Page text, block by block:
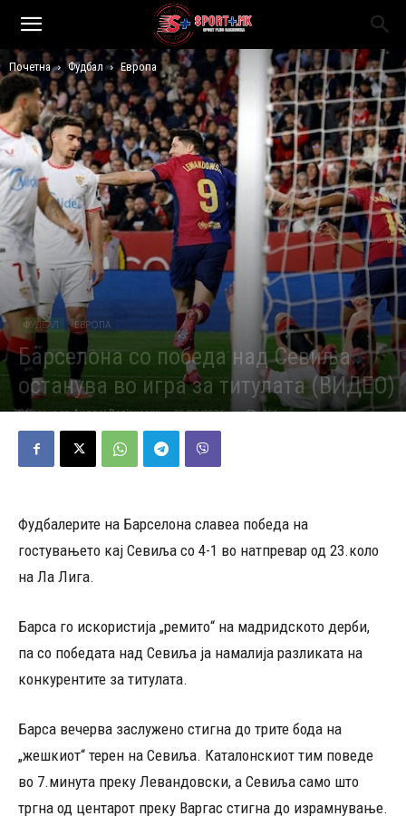
Почетна Фудбал Европа
ФУДБАЛ ЕВРОПА
Барселона со победа над Севиља
останува во игра за титулата (ВИДЕО)
Објавено од Андреј Велјаноски - 09/02/2025 351
Фудбалерите на Барселона славеа победа на
гостувањето кај Севиља со 4-1 во натпревар од 23.коло
на Ла Лига.
Барса го искористија „ремито“ на мадридското дерби,
па со победата над Севиља ја намалија разликата на
конкурентите за титулата.
Барса вечерва заслужено стигна до трите бода на
„жешкиот“ терен на Севиља. Каталонскиот тим поведе
во 7.минута преку Левандовски, а Севиља само што
тргна од центарот преку Варгас стигна до израмнување.